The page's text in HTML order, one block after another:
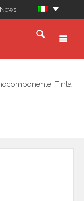
News
Tinta